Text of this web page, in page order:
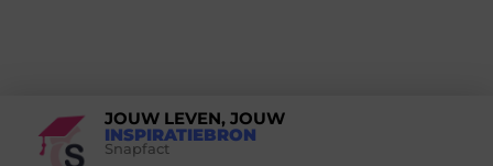
JOUW LEVEN, JOUW
INSPIRATIEBRON
Snapfact